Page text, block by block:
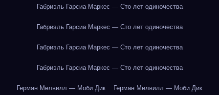
Габриэль Гарсиа Маркес — Сто лет одиночества
Габриэль Гарсиа Маркес — Сто лет одиночества
Габриэль Гарсиа Маркес — Сто лет одиночества
Габриэль Гарсиа Маркес — Сто лет одиночества
Герман Мелвилл — Моби Дик Герман Мелвилл — Моби Дик